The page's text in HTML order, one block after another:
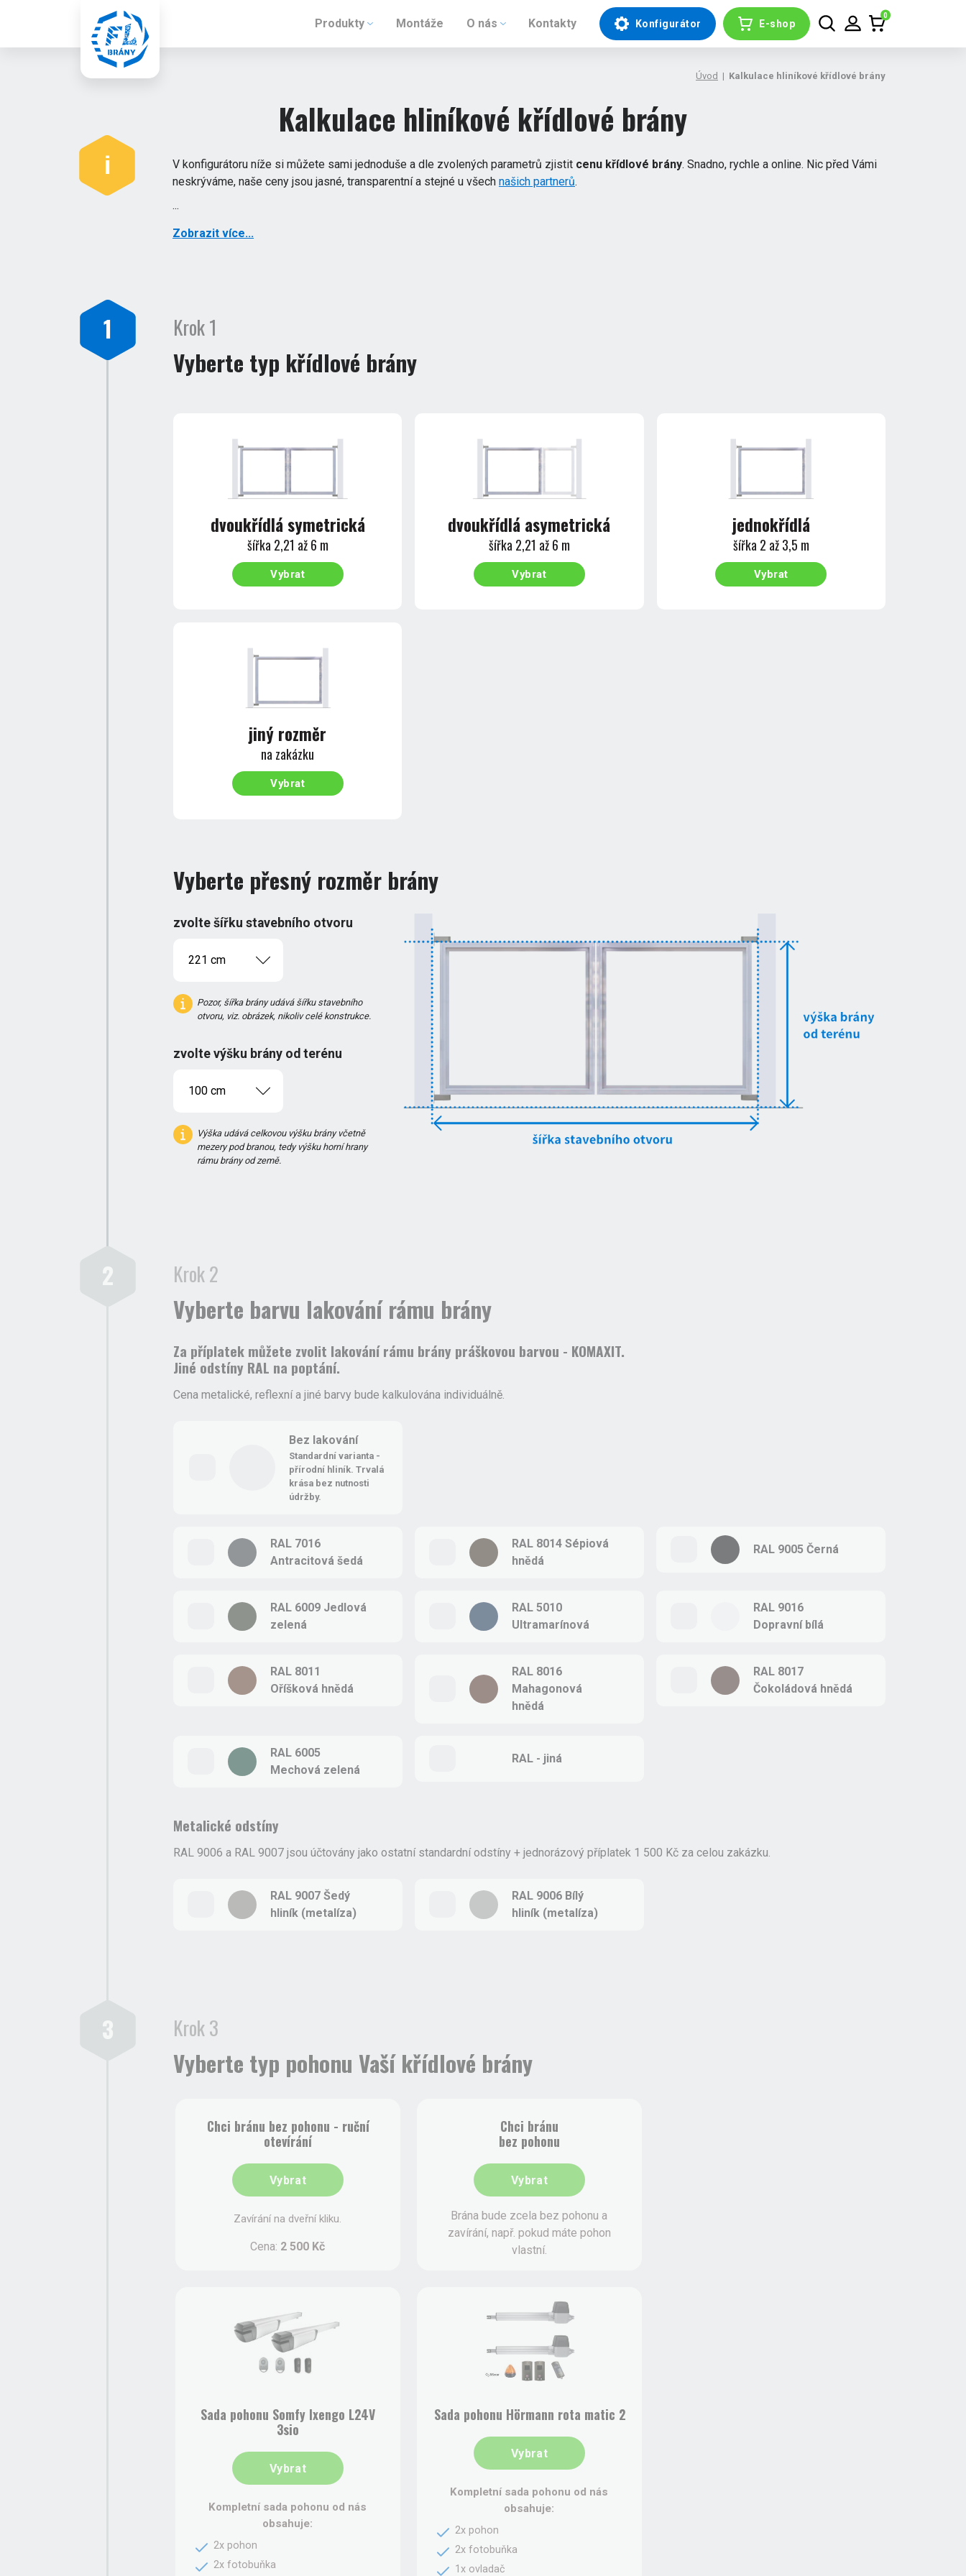
Produkty Montáže O nás Kontakty Konfigurátor E-shop
0
Úvod | Kalkulace hliníkové křídlové brány
Kalkulace hliníkové křídlové brány
i V konfigurátoru níže si můžete sami jednoduše a dle zvolených parametrů zjistit cenu křídlové brány. Snadno, rychle a online. Nic před Vámi
neskrýváme, naše ceny jsou jasné, transparentní a stejné u všech našich partnerů.
...
Zobrazit více...
1 Krok 1
Vyberte typ křídlové brány
dvoukřídlá symetrická
šířka 2,21 až 6 m
Vybrat
dvoukřídlá asymetrická
šířka 2,21 až 6 m
Vybrat
jednokřídlá
šířka 2 až 3,5 m
Vybrat
jiný rozměr
na zakázku
Vybrat
Vyberte přesný rozměr brány
zvolte šířku stavebního otvoru
221 cm
Pozor, šířka brány udává šířku stavebního
otvoru, viz. obrázek, nikoliv celé konstrukce.
zvolte výšku brány od terénu
100 cm
Výška udává celkovou výšku brány včetně
mezery pod branou, tedy výšku horní hrany
rámu brány od země.
2 Krok 2
Vyberte barvu lakování rámu brány
Za příplatek můžete zvolit lakování rámu brány práškovou barvou - KOMAXIT.
Jiné odstíny RAL na poptání.
Cena metalické, reflexní a jiné barvy bude kalkulována individuálně.
Bez lakování
Standardní varianta -
přírodní hliník. Trvalá
krása bez nutnosti
údržby.
RAL 7016
Antracitová šedá
RAL 8014 Sépiová
hnědá
RAL 9005 Černá
RAL 6009 Jedlová
zelená
RAL 5010
Ultramarínová
RAL 9016
Dopravní bílá
RAL 8011
Oříšková hnědá
RAL 8016
Mahagonová
hnědá
RAL 8017
Čokoládová hnědá
RAL 6005
Mechová zelená
RAL - jiná
Metalické odstíny
RAL 9006 a RAL 9007 jsou účtovány jako ostatní standardní odstíny + jednorázový příplatek 1 500 Kč za celou zakázku.
RAL 9007 Šedý
hliník (metalíza)
RAL 9006 Bílý
hliník (metalíza)
3 Krok 3
Vyberte typ pohonu Vaší křídlové brány
Chci bránu bez pohonu - ruční
otevírání
Vybrat
Zavírání na dveřní kliku.
Cena: 2 500 Kč
Chci bránu
bez pohonu
Vybrat
Brána bude zcela bez pohonu a
zavírání, např. pokud máte pohon
vlastní.
Sada pohonu Somfy Ixengo L24V
3sio
Vybrat
Kompletní sada pohonu od nás
obsahuje:
2x pohon
2x fotobuňka
Sada pohonu Hörmann rota matic 2
Vybrat
Kompletní sada pohonu od nás
obsahuje:
2x pohon
2x fotobuňka
1x ovladač